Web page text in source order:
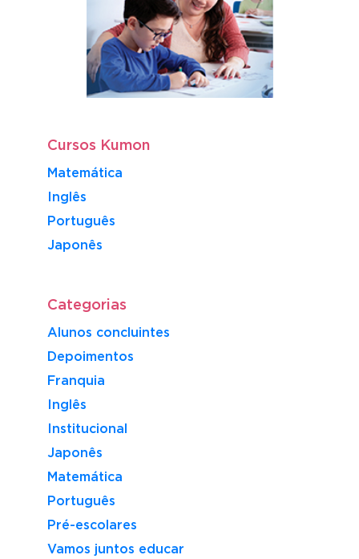
Cursos Kumon
Matemática
Inglês
Português
​Japonês
Categorias
Alunos concluintes
Depoimentos
Franquia
Inglês
Institucional
Japonês
Matemática
Português
Pré-escolares
Vamos juntos educar